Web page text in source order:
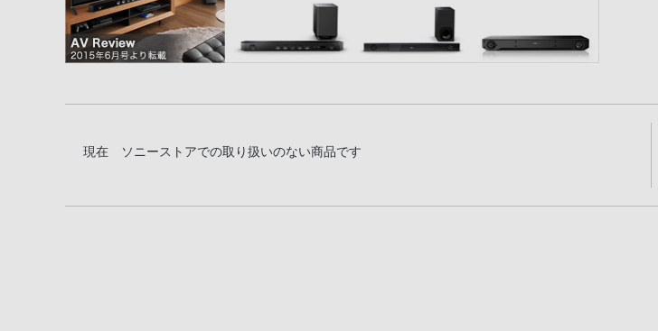
現在 ソニーストアでの取り扱いのない商品です